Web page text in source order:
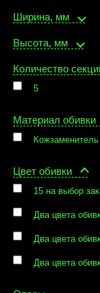
Ширина, мм
Высота, мм
Количество
5
Материал обивки
Кожзаменитель
Цвет обивки
15 на выбор